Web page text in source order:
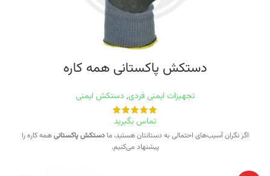
دستکش پاکستانی همه کاره
تجهیزات ایمنی فردی, دستکش ایمنی
تماس بگیرید
اگر نگران آسیب‌های احتمالی به دستانتان هستید، مادستکش پاکستانیهمه کاره را
پیشنهاد می‌کنیم.